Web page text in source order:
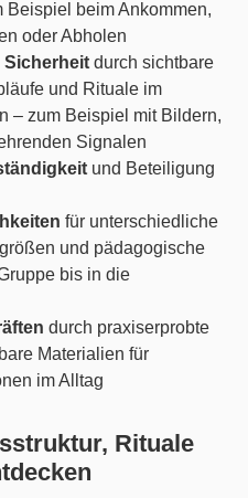
beim Ankommen,
oder Abholen
Sicherheit durch sichtbare
und Rituale im
– zum Beispiel mit Bildern,
Signalen
und Beteiligung
für unterschiedliche
und pädagogische
bis in die
durch praxiserprobte
Materialien für
im Alltag
Rituale